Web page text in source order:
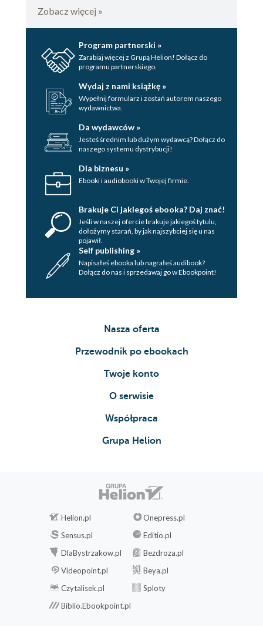
Zobacz więcej »
Program partnerski »
Zarabiaj więcej z Grupą Helion! Dołącz do
programu partnerskiego.
Wydaj z nami książkę »
Wypełnij formularz i zostań autorem naszego
wydawnictwa.
Da wydawców »
Jesteś średnim lub dużym wydawcą? Dołącz do
naszego systemu dystrybucji!
Dla biznesu »
Ebooki i audiobooki w Twojej firmie.
Brakuje Ci jakiegoś ebooka? Daj znać!
Jeśli w naszej ofercie brakuje jakiegoś tytulu,
dołożymy starań, by jak najszybciej się u nas
pojawił.
Self publishing »
Napisałeś ebooka lub nagrałeś audibook?
Dołącz do nas i sprzedawaj go w Ebookpoint!
Nasza oferta
Przewodnik po ebookach
Twoje konto
O serwisie
Współpraca
Grupa Helion
Helion.pl
Onepress.pl
Sensus.pl
Editio.pl
DlaBystrzakow.pl
Bezdroza.pl
Videopoint.pl
Beya.pl
Czytalisek.pl
Sploty
Biblio.Ebookpoint.pl